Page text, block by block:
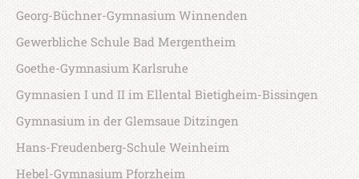
Georg-Büchner-Gymnasium Winnenden
Gewerbliche Schule Bad Mergentheim
Goethe-Gymnasium Karlsruhe
Gymnasien I und II im Ellental Bietigheim-Bissingen
Gymnasium in der Glemsaue Ditzingen
Hans-Freudenberg-Schule Weinheim
Hebel-Gymnasium Pforzheim